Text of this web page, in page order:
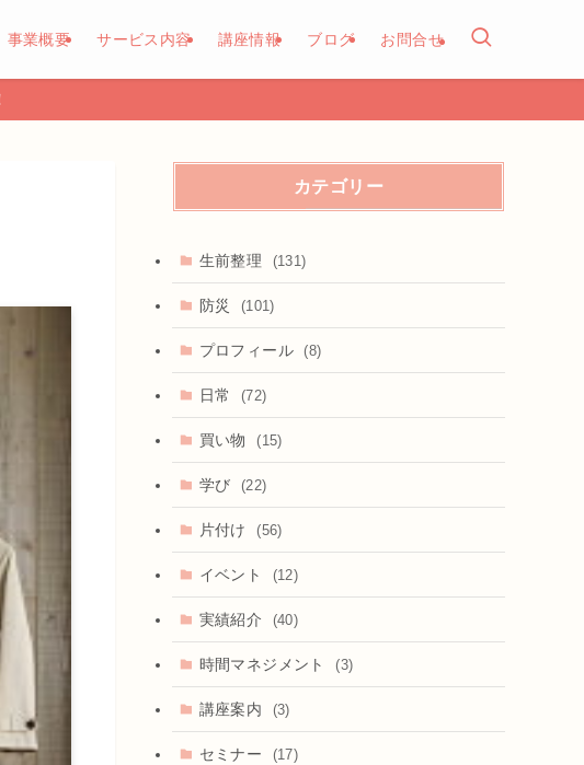
事業概要 サービス内容 講座情報 ブログ お問合せ
カテゴリー
生前整理 (131)
防災 (101)
プロフィール (8)
日常 (72)
買い物 (15)
学び (22)
片付け (56)
イベント (12)
実績紹介 (40)
時間マネジメント (3)
講座案内 (3)
セミナー (17)